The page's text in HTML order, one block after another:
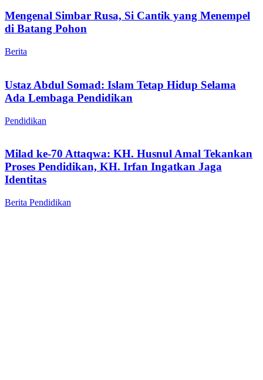
Mengenal Simbar Rusa, Si Cantik yang Menempel
di Batang Pohon
Berita
Ustaz Abdul Somad: Islam Tetap Hidup Selama
Ada Lembaga Pendidikan
Pendidikan
Milad ke-70 Attaqwa: KH. Husnul Amal Tekankan
Proses Pendidikan, KH. Irfan Ingatkan Jaga
Identitas
Berita Pendidikan